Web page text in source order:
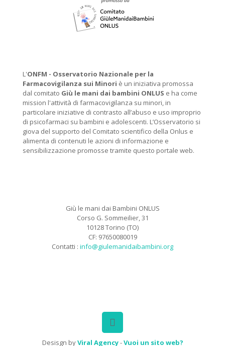
L'ONFM - Osservatorio Nazionale per la
Farmacovigilanza sui Minori è un iniziativa promossa
dal comitato Giù le mani dai bambini ONLUS e ha come
mission l'attività di farmacovigilanza su minori, in
particolare iniziative di contrasto all’abuso e uso improprio
di psicofarmaci su bambini e adolescenti. L’Osservatorio si
giova del supporto del Comitato scientifico della Onlus e
alimenta di contenuti le azioni di informazione e
sensibilizzazione promosse tramite questo portale web.
Giù le mani dai Bambini ONLUS
Corso G. Sommeilier, 31
10128 Torino (TO)
CF: 97650080019
Contatti : info@giulemanidaibambini.org
Desisgn byViral Agency-Vuoi un sito web?